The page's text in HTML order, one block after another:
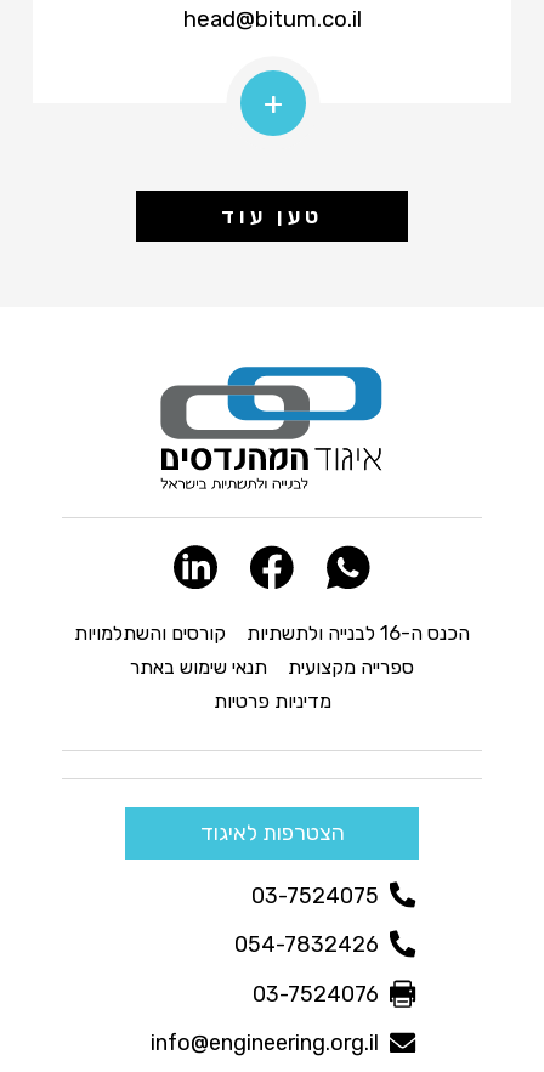
head@bitum.co.il
+
טען עוד
הכנס ה-16 לבנייה ולתשתיות
קורסים והשתלמויות
ספרייה מקצועית
תנאי שימוש באתר
מדיניות פרטיות
הצטרפות לאיגוד
03-7524075
054-7832426
03-7524076
info@engineering.org.il